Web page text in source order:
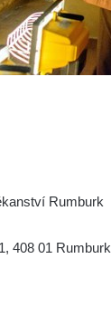
Rumburk
408 01 Rumburk